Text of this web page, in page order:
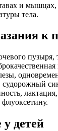
и мышцах,
тела.
к
флуоксетину.
детей